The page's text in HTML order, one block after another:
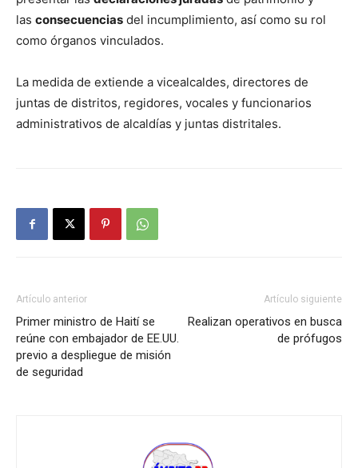
las consecuencias del incumplimiento, así como su rol
como órganos vinculados.
La medida de extiende a vicealcaldes, directores de
juntas de distritos, regidores, vocales y funcionarios
administrativos de alcaldías y juntas distritales.
Artículo anterior
Primer ministro de Haití se
reúne con embajador de EE.UU.
previo a despliegue de misión
de seguridad
Artículo siguiente
Realizan operativos en busca
de prófugos